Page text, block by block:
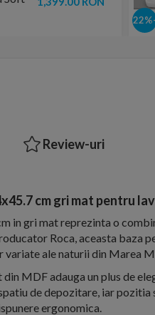
-22%
Review-uri
cm gri mat pentru
in gri mat reprezinta o
Roca, aceasta baza
variate ale naturii din Marea
MDF adauga un plus de
de depozitare, iar
ergonomica.